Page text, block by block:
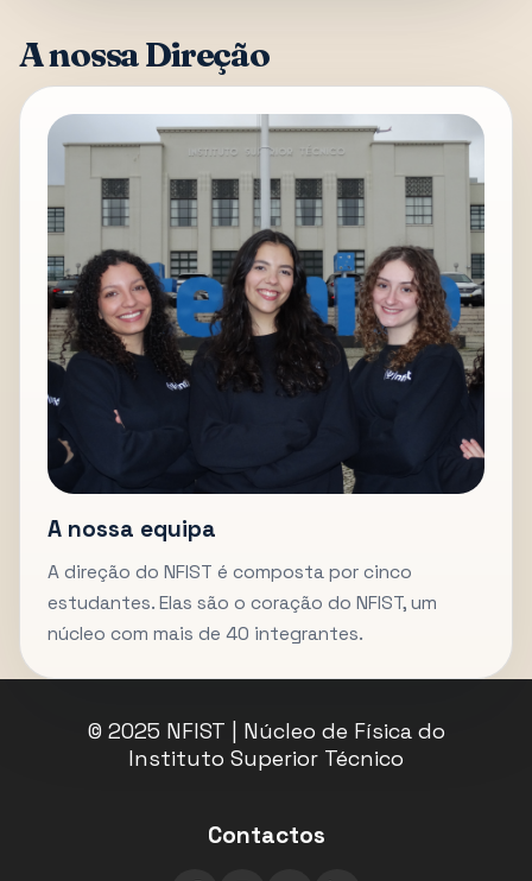
A nossa Direção
A nossa equipa
A direção do NFIST é composta por cinco
estudantes. Elas são o coração do NFIST, um
núcleo com mais de 40 integrantes.
© 2025 NFIST | Núcleo de Física do
Instituto Superior Técnico
Contactos